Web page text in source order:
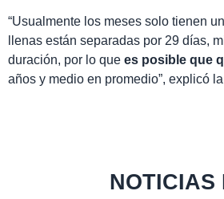
“Usualmente los meses solo tienen
llenas están separadas por 29 días,
duración, por lo que es posible que
años y medio en promedio”, explicó
NOTICIAS